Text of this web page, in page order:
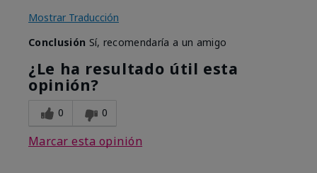
Mostrar Traducción
Conclusión Sí, recomendaría a un amigo
¿Le ha resultado útil esta
opinión?
0 0
Marcar esta opinión